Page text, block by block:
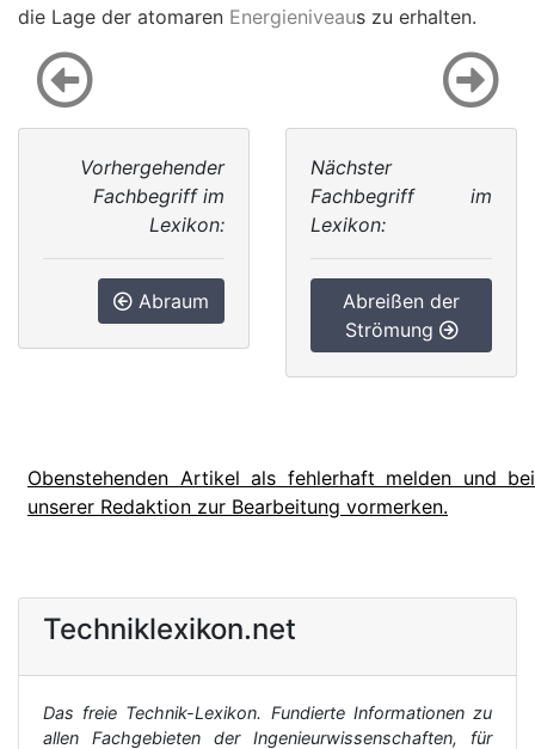
die Lage der atomaren Energieniveaus zu erhalten.
Vorhergehender
Fachbegriff im
Lexikon:
Abraum
Nächster
Fachbegriff im
Lexikon:
Abreißen der
Strömung
Obenstehenden Artikel als fehlerhaft melden und bei
unserer Redaktion zur Bearbeitung vormerken.
Techniklexikon.net
Das freie Technik-Lexikon. Fundierte Informationen zu
allen Fachgebieten der Ingenieurwissenschaften, für